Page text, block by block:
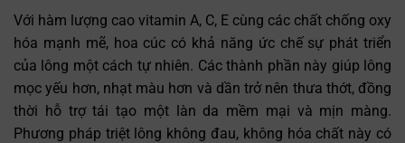
Với hàm lượng cao vitamin A, C, E cùng các chất chống oxy
hóa mạnh mẽ, hoa cúc có khả năng ức chế sự phát triển
của lông một cách tự nhiên. Các thành phần này giúp lông
mọc yếu hơn, nhạt màu hơn và dần trở nên thưa thớt, đồng
thời hỗ trợ tái tạo một làn da mềm mại và mịn màng.
Phương pháp triệt lông không đau, không hóa chất này có